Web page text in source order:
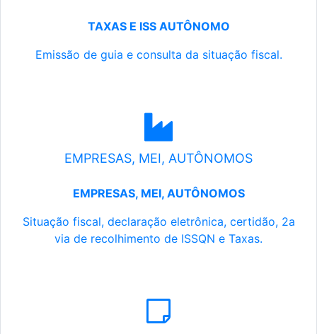
TAXAS E ISS AUTÔNOMO
Emissão de guia e consulta da situação fiscal.
EMPRESAS, MEI, AUTÔNOMOS
EMPRESAS, MEI, AUTÔNOMOS
Situação fiscal, declaração eletrônica, certidão, 2a
via de recolhimento de ISSQN e Taxas.